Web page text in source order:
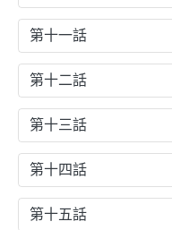
第十一話
第十二話
第十三話
第十四話
第十五話